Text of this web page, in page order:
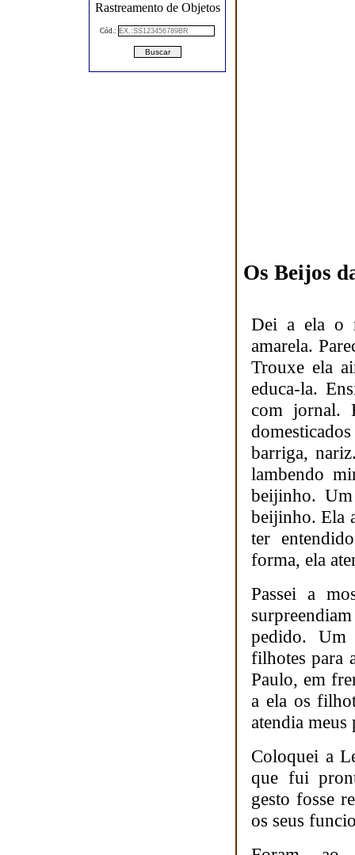
Rastreamento de Objetos
Cód.:
Os Beijos
Dei a ela o
amarela.
Trouxe ela
educa-la.
com jornal.
barriga,
lambendo
beijinho.
beijinho. Ela
ter
forma, ela
Passei a
pedido.
filhotes para
Paulo, em
a ela os
atendia
Coloquei a
que fui
gesto fosse
os seus